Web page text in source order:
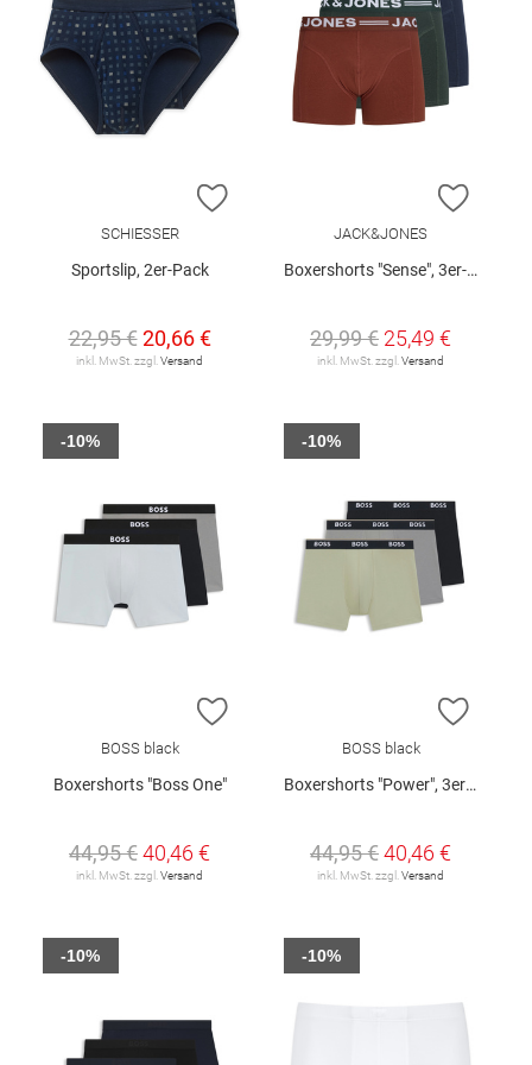
ZUR WUNSCHLISTE HINZUFÜGEN
SCHIESSER
Sportslip, 2er-Pack
22,95 € 20,66 €
inkl. MwSt. zzgl. Versand
ZUR
JACK&JONES
Boxershorts "Sense", 3er-Pack
29,99 € 25,49 €
inkl. MwSt. zzgl. Versand
ZUR WUNSCHLISTE HINZUFÜGEN
BOSS black
Boxershorts "Boss One"
44,95 €40,46 €
inkl. MwSt. zzgl. Versand
-10%
ZUR
BOSS black
Boxershorts "Power", 3er-Pack
44,95 €40,46 €
inkl. MwSt. zzgl. Versand
-10%
-10% -10%